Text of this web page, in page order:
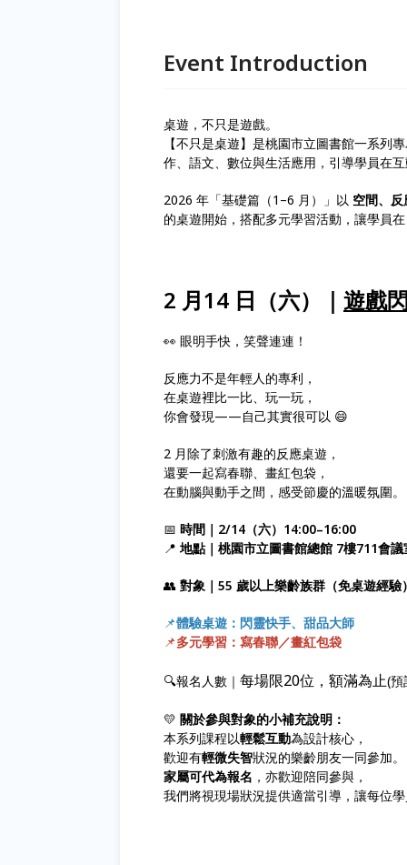
Event Introduction
桌遊，不只是遊戲。
【不只是桌遊】是桃園市立圖書館一系列
作、語文、數位與生活應用，引導學員在
2026 年「基礎篇（1–6 月）」以 空間、
的桌遊開始，搭配多元學習活動，讓學員
2 月14 日（六）｜ 遊戲
👀 眼明手快，笑聲連連！
反應力不是年輕人的專利，
在桌遊裡比一比、玩一玩，
你會發現——自己其實很可以 😄
2 月除了刺激有趣的反應桌遊，
還要一起寫春聯、畫紅包袋，
在動腦與動手之間，感受節慶的溫暖氛圍。
📅 時間｜2/14（六）14:00–16:00
📍 地點｜桃園市立圖書館總館 7樓711會議
👥 對象｜55 歲以上樂齡族群（免桌遊經驗
📌體驗桌遊：閃靈快手、甜品大師
📌多元學習：寫春聯／畫紅包袋
🔍報名人數｜ 每場限20位，額滿為止(
💛 關於參與對象的小補充說明：
本系列課程以輕鬆互動為設計核心，
歡迎有輕微失智狀況的樂齡朋友一同參加。
家屬可代為報名 ，亦歡迎陪同參與，
我們將視現場狀況提供適當引導，讓每位